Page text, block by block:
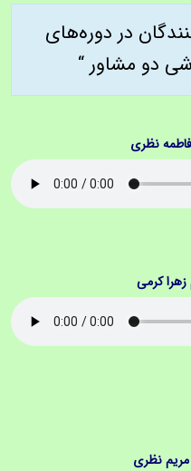
در دوره‌های
دو مشاور “
نظری
کرمی
نظری